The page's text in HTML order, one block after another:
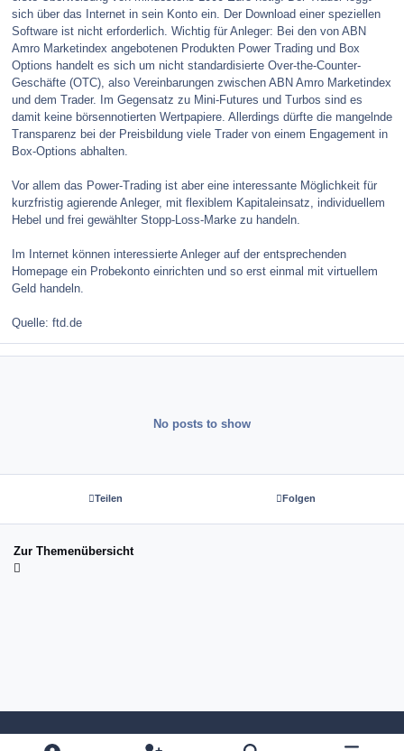
sich über das Internet in sein Konto ein. Der Download einer speziellen
Software ist nicht erforderlich. Wichtig für Anleger: Bei den von ABN
Amro Marketindex angebotenen Produkten Power Trading und Box
Options handelt es sich um nicht standardisierte Over-the-Counter-
Geschäfte (OTC), also Vereinbarungen zwischen ABN Amro Marketindex
und dem Trader. Im Gegensatz zu Mini-Futures und Turbos sind es
damit keine börsennotierten Wertpapiere. Allerdings dürfte die mangelnde
Transparenz bei der Preisbildung viele Trader von einem Engagement in
Box-Options abhalten.
Vor allem das Power-Trading ist aber eine interessante Möglichkeit für
kurzfristig agierende Anleger, mit flexiblem Kapitaleinsatz, individuellem
Hebel und frei gewählter Stopp-Loss-Marke zu handeln.
Im Internet können interessierte Anleger auf der entsprechenden
Homepage ein Probekonto einrichten und so erst einmal mit virtuellem
Geld handeln.
Quelle: ftd.de
No posts to show
Teilen Folgen
Zur Themenübersicht